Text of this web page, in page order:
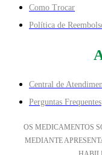
Como Trocar
Política de
Central de
Perguntas Frequentes
OS MEDICAMENTOS
MEDIANTE